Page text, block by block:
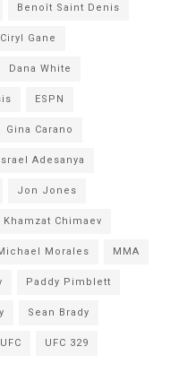
Benoît Saint Denis
Ciryl Gane
Dana White
ESPN
Gina Carano
Adesanya
Jon Jones
Khamzat Chimaev
Morales MMA
Paddy Pimblett
Sean Brady
UFC UFC 329